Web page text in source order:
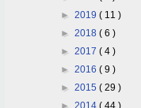
► 2019 ( 11 )
► 2018 ( 6 )
► 2017 ( 4 )
► 2016 ( 9 )
► 2015 ( 29 )
► 2014 ( 44 )